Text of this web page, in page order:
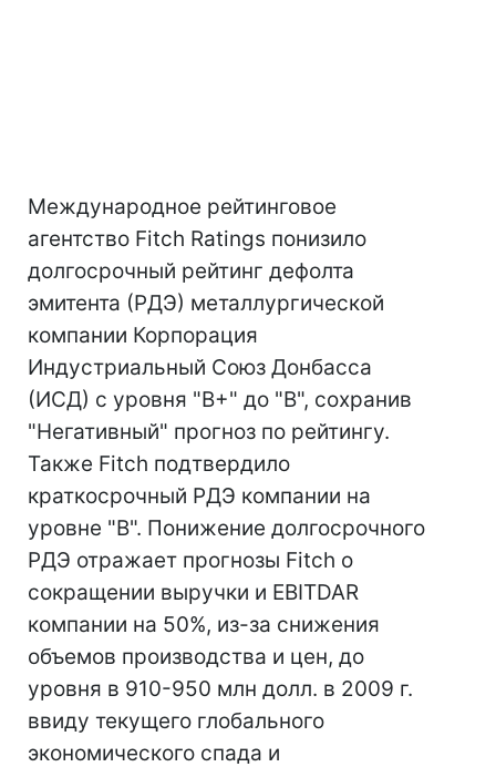
Международное рейтинговое
агентство Fitch Ratings понизило
долгосрочный рейтинг дефолта
эмитента (РДЭ) металлургической
компании Корпорация
Индустриальный Союз Донбасса
(ИСД) с уровня "B+" до "B", сохранив
"Негативный" прогноз по рейтингу.
Также Fitch подтвердило
краткосрочный РДЭ компании на
уровне "B". Понижение долгосрочного
РДЭ отражает прогнозы Fitch о
сокращении выручки и EBITDAR
компании на 50%, из-за снижения
объемов производства и цен, до
уровня в 910-950 млн долл. в 2009 г.
ввиду текущего глобального
экономического спада и